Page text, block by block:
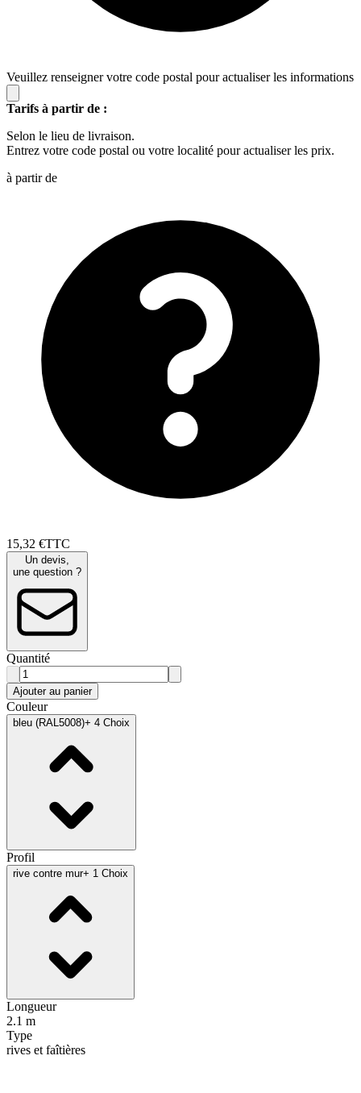
Veuillez renseigner votre code postal pour actualiser les informations
Tarifs à partir de :
Selon le lieu de livraison.
Entrez votre code postal ou votre localité pour actualiser les prix.
à partir de
15,32 €TTC
Un devis,
une question ?
Quantité
Ajouter au panier
Couleur
bleu (RAL5008)+ 4 Choix
Profil
rive contre mur+ 1 Choix
Longueur
2.1 m
Type
rives et faîtières